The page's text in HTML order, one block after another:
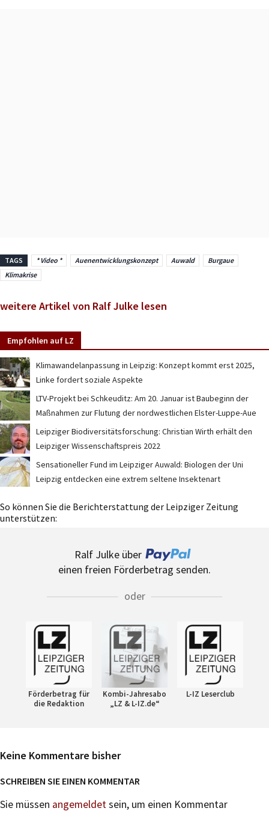
TAGS * Video * Auenentwicklungskonzept Auwald
Burgaue
Klimakrise
weitere Artikel von Ralf Julke lesen
Empfohlen auf LZ
Klimawandelanpassung in Leipzig: Konzept kommt erst 2025,
Linke fordert soziale Aspekte
LTV-Projekt bei Schkeuditz: Am 20. Januar ist Baubeginn der
Maßnahmen zur Flutung der nordwestlichen Elster-Luppe-Aue
Leipziger Biodiversitätsforschung: Christian Wirth erhält den
Leipziger Wissenschaftspreis 2022
Sensationeller Fund im Leipziger Auwald: Biologen der Uni
Leipzig entdecken eine extrem seltene Insektenart
So können Sie die Berichterstattung der Leipziger Zeitung
unterstützen:
Ralf Julke über
einen freien Förderbetrag senden.
oder
Förderbetrag für
die Redaktion
Kombi-Jahresabo
„LZ & L-IZ.de“
L-IZ Leserclub
Keine Kommentare bisher
SCHREIBEN SIE EINEN KOMMENTAR
Sie müssen angemeldetsein, um einen Kommentar